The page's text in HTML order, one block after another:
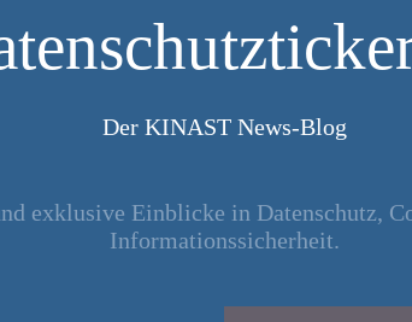
Der KINAST News-Blog
exklusive Einblicke in Datenschutz,
Informationssicherheit.